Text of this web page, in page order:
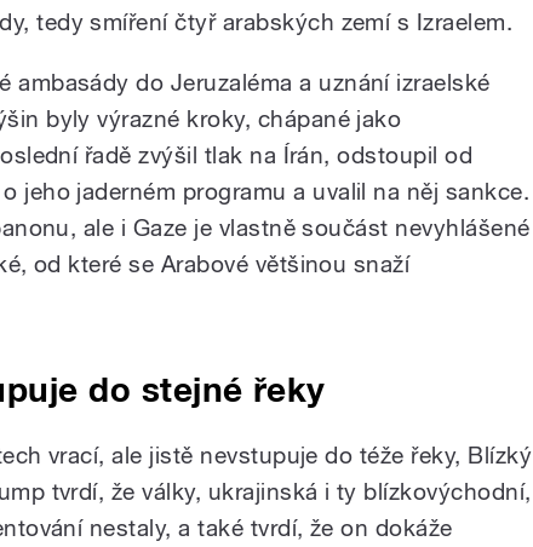
tedy smíření čtyř arabských zemí s Izraelem.
ambasády do Jeruzaléma a uznání izraelské
byly výrazné kroky, chápané jako
řadě zvýšil tlak na Írán, odstoupil od
jeho jaderném programu a uvalil na něj sankce.
ale i Gaze je vlastně součást nevyhlášené
od které se Arabové většinou snaží
do stejné řeky
vrací, ale jistě nevstupuje do téže řeky, Blízký
tvrdí, že války, ukrajinská i ty blízkovýchodní,
nestaly, a také tvrdí, že on dokáže